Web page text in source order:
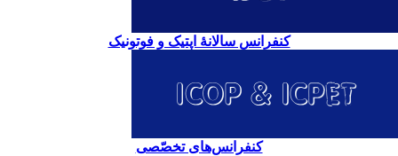
کنفرانس سالانۀ اپتیک و فوتونیک
کنفرانس‌های تخصّصی